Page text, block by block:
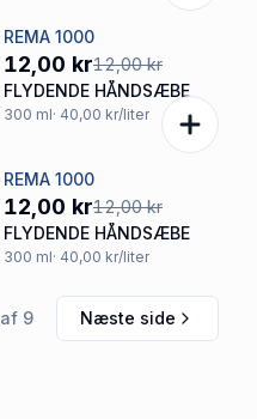
Tilbud
REMA 1000
12,00 kr12,00 kr
FLYDENDE HÅNDSÆBE
300 ml· 40,00 kr/liter
Tilbud
REMA 1000
12,00 kr12,00 kr
FLYDENDE HÅNDSÆBE
300 ml· 40,00 kr/liter
af 9 Næste side